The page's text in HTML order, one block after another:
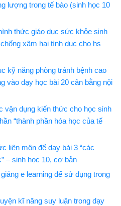
lượng trong tế bào (sinh học 10
thức giáo dục sức khỏe sinh
xâm hại tình dục cho hs
kỹ năng phòng tránh bệnh cao
vào dạy học bài 20 cân bằng nội
vận dụng kiến thức cho học sinh
“thành phần hóa học của tế
liên môn để dạy bài 3 “các
– sinh học 10, cơ bản
e learning để sử dụng trong
kĩ năng suy luận trong dạy